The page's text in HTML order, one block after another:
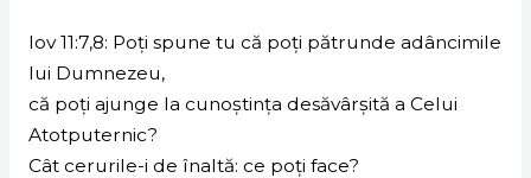
Iov 11:7,8: Poţi spune tu că poţi pătrunde adâncimile
lui Dumnezeu,
că poţi ajunge la cunoştinţa desăvârşită a Celui
Atotputernic?
Cât cerurile-i de înaltă: ce poţi face?